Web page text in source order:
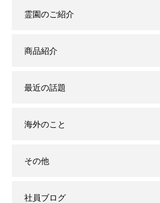
霊園のご紹介
商品紹介
最近の話題
海外のこと
その他
社員ブログ